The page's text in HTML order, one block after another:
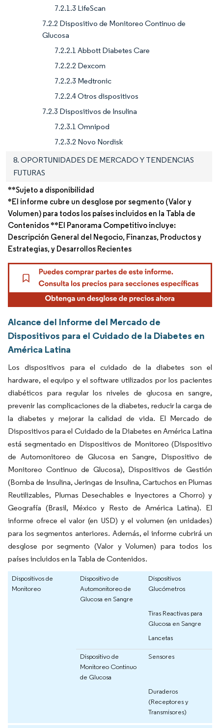
7.2.1.3 LifeScan
7.2.2 Dispositivo de Monitoreo Continuo de
Glucosa
7.2.2.1 Abbott Diabetes Care
7.2.2.2 Dexcom
7.2.2.3 Medtronic
7.2.2.4 Otros dispositivos
7.2.3 Dispositivos de Insulina
7.2.3.1 Omnipod
7.2.3.2 Novo Nordisk
8. OPORTUNIDADES DE MERCADO Y TENDENCIAS
FUTURAS
**Sujeto a disponibilidad
*El informe cubre un desglose por segmento (Valor y
Volumen) para todos los países incluidos en la Tabla de
Contenidos **El Panorama Competitivo incluye:
Descripción General del Negocio, Finanzas, Productos y
Estrategias, y Desarrollos Recientes
Alcance del Informe del Mercado de
Dispositivos para el Cuidado de la Diabetes en
América Latina
Los dispositivos para el cuidado de la diabetes son el
hardware, el equipo y el software utilizados por los pacientes
diabéticos para regular los niveles de glucosa en sangre,
prevenir las complicaciones de la diabetes, reducir la carga de
la diabetes y mejorar la calidad de vida. El Mercado de
Dispositivos para el Cuidado de la Diabetes en América Latina
está segmentado en Dispositivos de Monitoreo (Dispositivo
de Automonitoreo de Glucosa en Sangre, Dispositivo de
Monitoreo Continuo de Glucosa), Dispositivos de Gestión
(Bomba de Insulina, Jeringas de Insulina, Cartuchos en Plumas
Reutilizables, Plumas Desechables e Inyectores a Chorro) y
Geografía (Brasil, México y Resto de América Latina). El
informe ofrece el valor (en USD) y el volumen (en unidades)
para los segmentos anteriores. Además, el informe cubrirá un
desglose por segmento (Valor y Volumen) para todos los
países incluidos en la Tabla de Contenidos.
Dispositivos de
Monitoreo
Dispositivo de
Automonitoreo de
Glucosa en Sangre
Dispositivos
Glucómetros
Tiras Reactivas para
Glucosa en Sangre
Lancetas
Dispositivo de
Monitoreo Continuo
de Glucosa
Sensores
Duraderos
(Receptores y
Transmisores)